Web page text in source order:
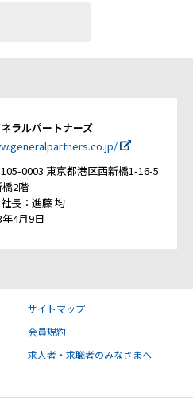
ラルパートナーズ
0003 東京都港区西新橋1-16-5
2階
長：進藤 均
4月9日
サイトマップ
会員規約
求人者・求職者のみなさまへ